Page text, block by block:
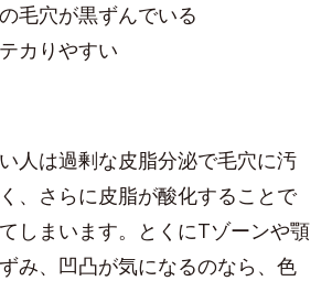
毛穴が黒ずんでいる
カりやすい
人は過剰な皮脂分泌で毛穴に汚
、さらに皮脂が酸化することで
しまいます。とくにTゾーンや顎
み、凹凸が気になるのなら、色